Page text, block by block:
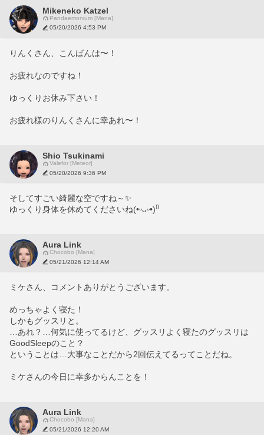
Mikeneko Katzel
Pandaemonium [Mana]
05/20/2026 4:53 PM
りんくさん、こんばんは〜！
お疲れなのですね！
ゆっくりお休み下さい！
お疲れ様のりんくさんに幸あれ〜！
Shio Tsukinami
Valefor [Meteor]
05/20/2026 9:36 PM
そしてすごい綺麗な空ですね～✨
ゆっくり身体を休めてくださいね(•ᵕᴗᵕ•)⁾⁾
Aura Link
Chocobo [Mana]
05/21/2026 12:14 AM
ミケさん、コメントありがとうございます。
めっちゃよく寝た！
しかもグッスリと。
…あれ？…何気に使ってるけど、グッスリよく寝たのグッスリは
GoodSleepのこと？
ということは…大事なことだから2回伝えてるってことだね。
ミケさんの今日に幸多からんことを！
Aura Link
Chocobo [Mana]
05/21/2026 12:20 AM